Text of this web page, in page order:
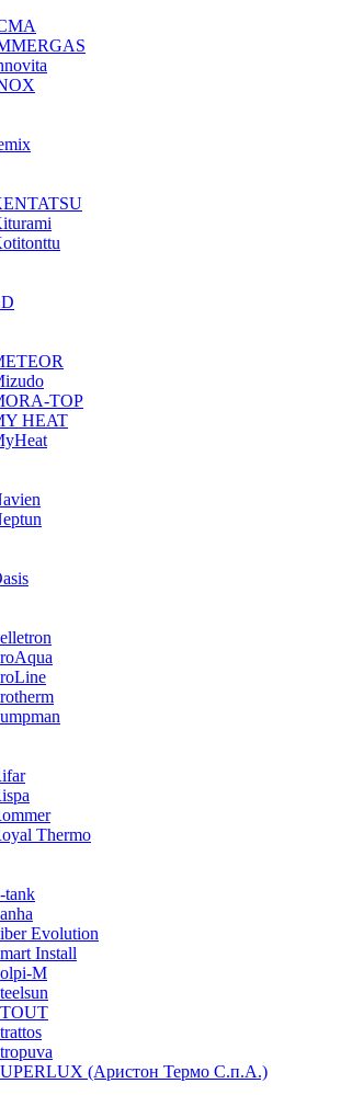
TOP
HEAT
Thermo
tank
Evolution
Install
M
(Аристон Термо С.п.А.)